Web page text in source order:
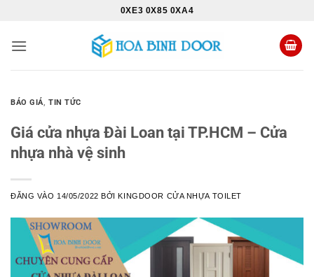
nội
0XE3 0X85 0XA4
BÁO GIÁ,TIN TỨC
Giá cửa nhựa Đài Loan tại TP.HCM – Cửa
nhựa nhà vệ sinh
ĐĂNG VÀO 14/05/2022 BỞIKINGDOOR CỬA NHỰA TOILET